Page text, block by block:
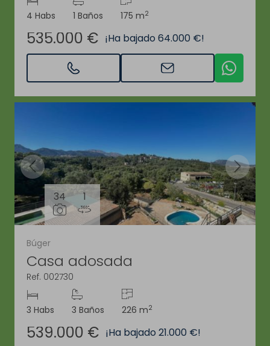
4 Habs 1 Baños 175 m2
535.000 € ¡Ha bajado 64.000 €!
34 1
Búger
Casa adosada
Ref. 002730
3 Habs 3 Baños 226 m2
539.000 € ¡Ha bajado 21.000 €!